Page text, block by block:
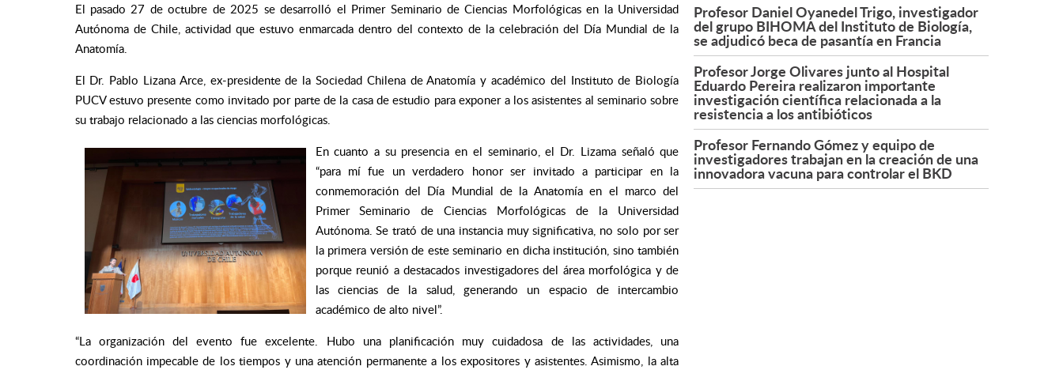
El pasado 27 de octubre de 2025 se desarrolló el Primer Seminario de Ciencias Morfológicas en la Universidad
Autónoma de Chile, actividad que estuvo enmarcada dentro del contexto de la celebración del Día Mundial de la
Anatomía.
El Dr. Pablo Lizana Arce, ex-presidente de la Sociedad Chilena de Anatomía y académico del Instituto de Biología
PUCV estuvo presente como invitado por parte de la casa de estudio para exponer a los asistentes al seminario sobre
su trabajo relacionado a las ciencias morfológicas.
En cuanto a su presencia en el seminario, el Dr. Lizama señaló que
“para mí fue un verdadero honor ser invitado a participar en la
conmemoración del Día Mundial de la Anatomía en el marco del
Primer Seminario de Ciencias Morfológicas de la Universidad
Autónoma. Se trató de una instancia muy significativa, no solo por ser
la primera versión de este seminario en dicha institución, sino también
porque reunió a destacados investigadores del área morfológica y de
las ciencias de la salud, generando un espacio de intercambio
académico de alto nivel”.
“La organización del evento fue excelente. Hubo una planificación muy cuidadosa de las actividades, una
coordinación impecable de los tiempos y una atención permanente a los expositores y asistentes. Asimismo, la alta
Profesor Daniel Oyanedel Trigo, investigador
del grupo BIHOMA del Instituto de Biología,
se adjudicó beca de pasantía en Francia
Profesor Jorge Olivares junto al Hospital
Eduardo Pereira realizaron importante
investigación científica relacionada a la
resistencia a los antibióticos
Profesor Fernando Gómez y equipo de
investigadores trabajan en la creación de una
innovadora vacuna para controlar el BKD